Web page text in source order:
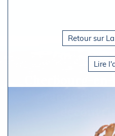
grande
Retour sur
Lire